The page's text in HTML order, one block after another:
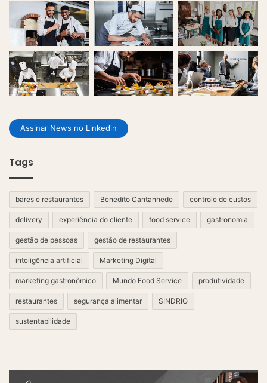
Assinar News no Linkedin
Tags
bares e restaurantes Benedito Cantanhede controle de custos
delivery experiência do cliente food service gastronomia
gestão de pessoas gestão de restaurantes
inteligência artificial Marketing Digital
marketing gastronômico Mundo Food Service produtividade
restaurantes segurança alimentar SINDRIO
sustentabilidade